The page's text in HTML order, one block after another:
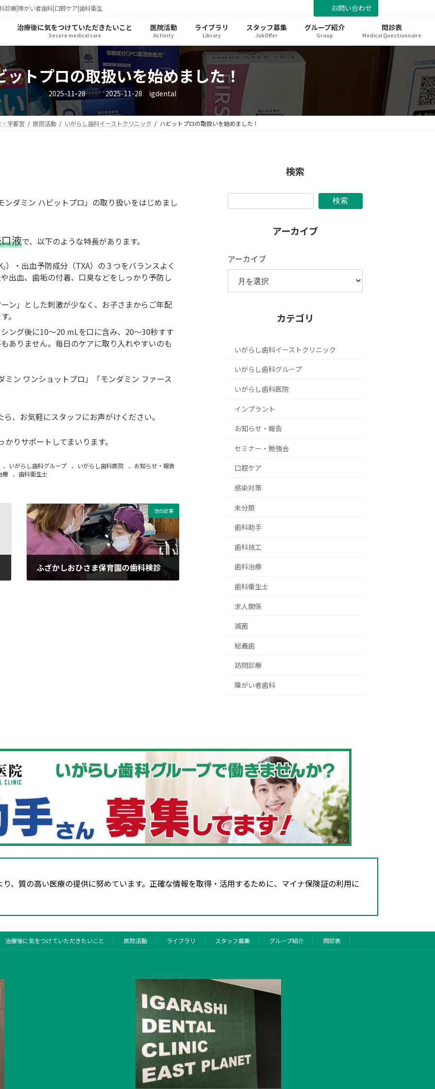
診療|障がい者歯科|口腔ケア|歯科衛生
お問い合わせ
治療後に気をつけていただきたいこと
Secure medical care
医院活動
Activity
ライブラリ
Library
スタッフ募集
JobOffer
グループ紹介
Group
問診表
Medical Questionnaire
ットプロの取扱いを始めました！
2025-11-28 最
終
新
時
2025-11-28 igdental
宇都宮 医院活動 いがらし歯科イーストクリニック ハビットプロの取扱いを始めました！
ダミン ハビットプロ」の取り扱いをはじめまし
液で、以下のような特長があります。
）・出血予防成分（TXA）の３つをバランスよく
出血、歯垢の付着、口臭などをしっかり予防し
ン」とした刺激が少なく、お子さまからご年配
。
ング後に10〜20 mLを口に含み、20〜30秒すす
ありません。毎日のケアに取り入れやすいのも
ン ワンショットプロ」「モンダミン ファース
、お気軽にスタッフにお声がけください。
りサポートしてまいります。
、 いがらし歯科グループ 、 いがらし歯科医院 、 お知らせ・報告
療
、歯科衛生士
次の記事
ふざかしおひさま保育園の歯科検診
検索
検索
アーカイブ
アーカイブ
カテゴリ
いがらし歯科イーストクリニック
いがらし歯科グループ
いがらし歯科医院
インプラント
お知らせ・報告
セミナー・勉強会
口腔ケア
感染対策
未分類
歯科助手
歯科技工
歯科治療
歯科衛生士
求人関係
滅菌
総義歯
訪問診療
障がい者歯科
、質の高い医療の提供に努めています。正確な情報を取得・活用するために、マイナ保険証の利用に
治療後に気をつけていただきたいこと 医院活動 ライブラリ スタッフ募集 グループ紹介 問診表